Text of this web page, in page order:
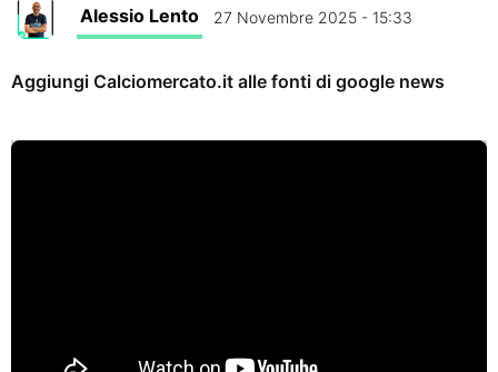
Alessio Lento 27 Novembre 2025 - 15:33
Aggiungi Calciomercato.it alle fonti di google news